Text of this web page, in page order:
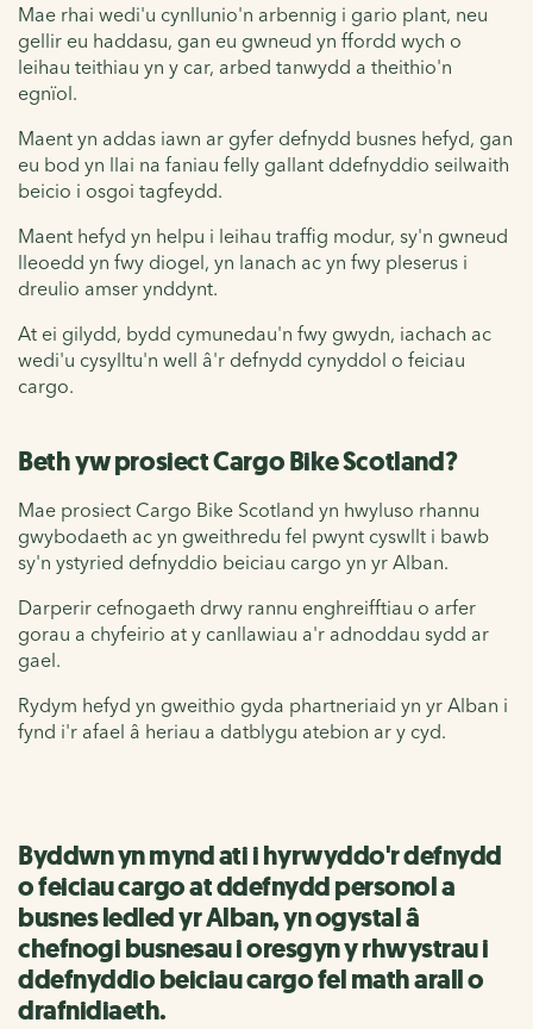
Mae rhai wedi'u cynllunio'n arbennig i gario plant, neu
gellir eu haddasu, gan eu gwneud yn ffordd wych o
leihau teithiau yn y car, arbed tanwydd a theithio'n
egnïol.
Maent yn addas iawn ar gyfer defnydd busnes hefyd, gan
eu bod yn llai na faniau felly gallant ddefnyddio seilwaith
beicio i osgoi tagfeydd.
Maent hefyd yn helpu i leihau traffig modur, sy'n gwneud
lleoedd yn fwy diogel, yn lanach ac yn fwy pleserus i
dreulio amser ynddynt.
At ei gilydd, bydd cymunedau'n fwy gwydn, iachach ac
wedi'u cysylltu'n well â'r defnydd cynyddol o feiciau
cargo.
Beth yw prosiect Cargo Bike Scotland?
Mae prosiect Cargo Bike Scotland yn hwyluso rhannu
gwybodaeth ac yn gweithredu fel pwynt cyswllt i bawb
sy'n ystyried defnyddio beiciau cargo yn yr Alban.
Darperir cefnogaeth drwy rannu enghreifftiau o arfer
gorau a chyfeirio at y canllawiau a'r adnoddau sydd ar
gael.
Rydym hefyd yn gweithio gyda phartneriaid yn yr Alban i
fynd i'r afael â heriau a datblygu atebion ar y cyd.
Byddwn yn mynd ati i hyrwyddo'r defnydd
o feiciau cargo at ddefnydd personol a
busnes ledled yr Alban, yn ogystal â
chefnogi busnesau i oresgyn y rhwystrau i
ddefnyddio beiciau cargo fel math arall o
drafnidiaeth.